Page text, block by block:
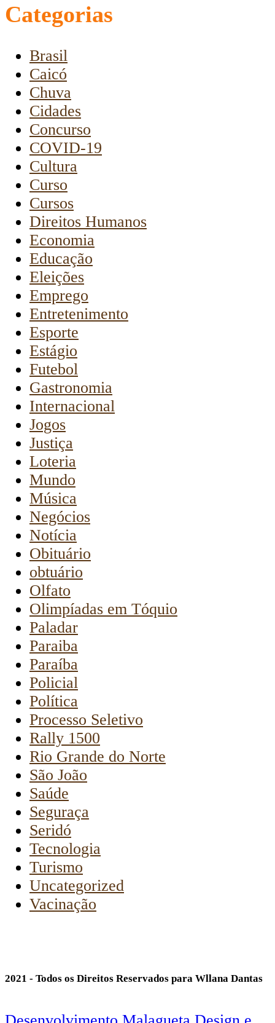
Categorias
Brasil
Caicó
Chuva
Cidades
Concurso
COVID-19
Cultura
Curso
Cursos
Direitos Humanos
Economia
Educação
Eleições
Emprego
Entretenimento
Esporte
Estágio
Futebol
Gastronomia
Internacional
Jogos
Justiça
Loteria
Mundo
Música
Negócios
Notícia
Obituário
obtuário
Olfato
Olimpíadas em Tóquio
Paladar
Paraiba
Paraíba
Policial
Política
Processo Seletivo
Rally 1500
Rio Grande do Norte
São João
Saúde
Seguraça
Seridó
Tecnologia
Turismo
Uncategorized
Vacinação
2021 - Todos os Direitos Reservados para Wllana Dantas